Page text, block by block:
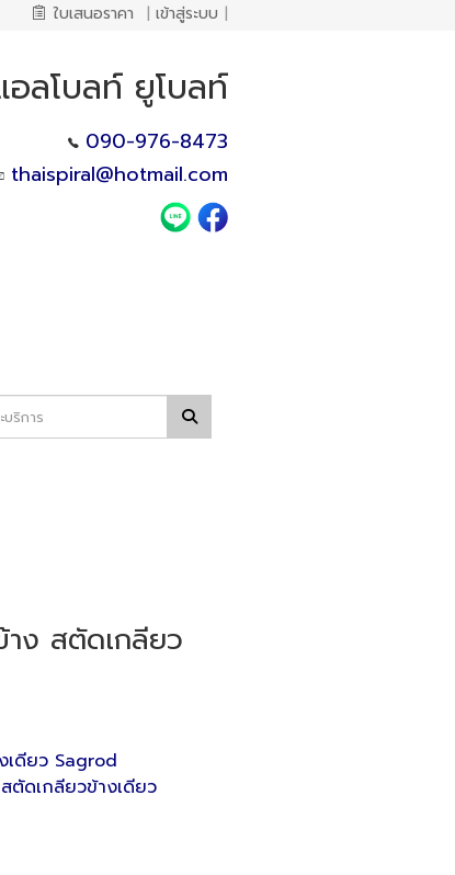
ใบเสนอราคา | เข้าสู่ระบบ |
อลโบลท์ ยูโบลท์
090-976-8473
thaispiral@hotmail.com
ง สตัดเกลียว
เดียว Sagrod
ตัดเกลียวข้างเดียว